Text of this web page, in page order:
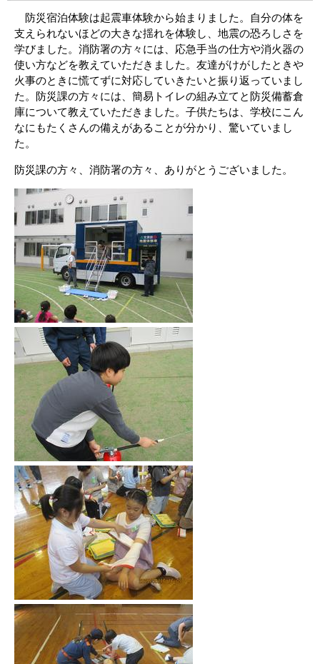
防災宿泊体験は起震車体験から始まりました。自分の体を
支えられないほどの大きな揺れを体験し、地震の恐ろしさを
学びました。消防署の方々には、応急手当の仕方や消火器の
使い方などを教えていただきました。友達がけがしたときや
火事のときに慌てずに対応していきたいと振り返っていまし
た。防災課の方々には、簡易トイレの組み立てと防災備蓄倉
庫について教えていただきました。子供たちは、学校にこん
なにもたくさんの備えがあることが分かり、驚いていまし
た。
防災課の方々、消防署の方々、ありがとうございました。